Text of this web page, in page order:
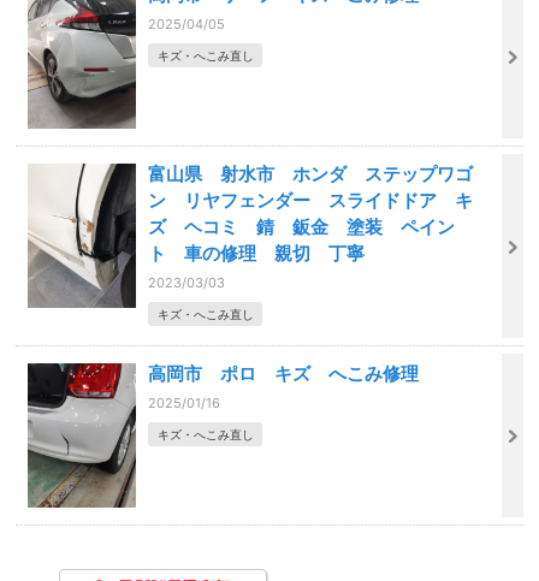
2025/04/05
キズ・へこみ直し
富山県 射水市 ホンダ ステップワゴ
ン リヤフェンダー スライドドア キ
ズ ヘコミ 錆 鈑金 塗装 ペイン
ト 車の修理 親切 丁寧
2023/03/03
キズ・へこみ直し
高岡市 ポロ キズ へこみ修理
2025/01/16
キズ・へこみ直し